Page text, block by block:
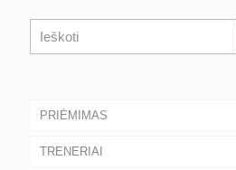
Paieška
PRIĖMIMAS
TRENERIAI